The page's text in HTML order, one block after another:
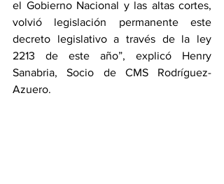
el Gobierno Nacional y las altas cortes,
volvió legislación permanente este
decreto legislativo a través de la ley
2213 de este año”, explicó Henry
Sanabria, Socio de CMS Rodríguez-
Azuero.